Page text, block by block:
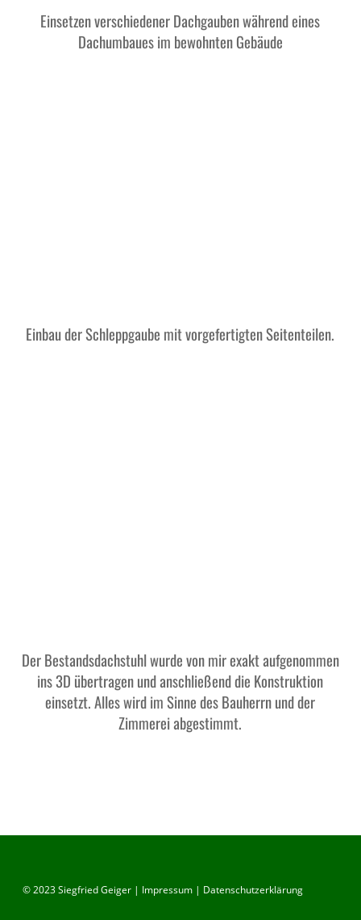
Einsetzen verschiedener Dachgauben während eines
Dachumbaues im bewohnten Gebäude
Einbau der Schleppgaube mit vorgefertigten Seitenteilen.
Der Bestandsdachstuhl wurde von mir exakt aufgenommen
ins 3D übertragen und anschließend die Konstruktion
einsetzt. Alles wird im Sinne des Bauherrn und der
Zimmerei abgestimmt.
© 2023 Siegfried Geiger | Impressum | Datenschutzerklärung